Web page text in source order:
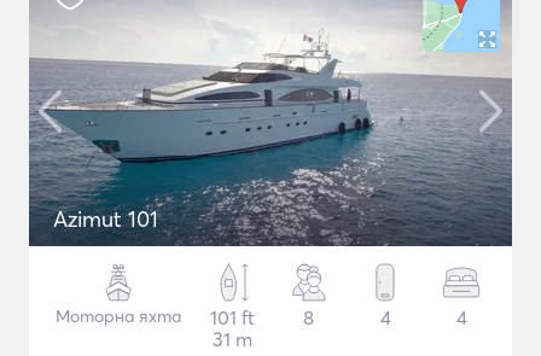
Azimut 101
Моторна яхта
101 ft
31 m
8 4 4